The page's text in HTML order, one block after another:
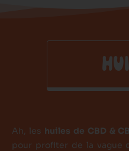
Ah, les huiles de CBD &
pour profiter de la vague